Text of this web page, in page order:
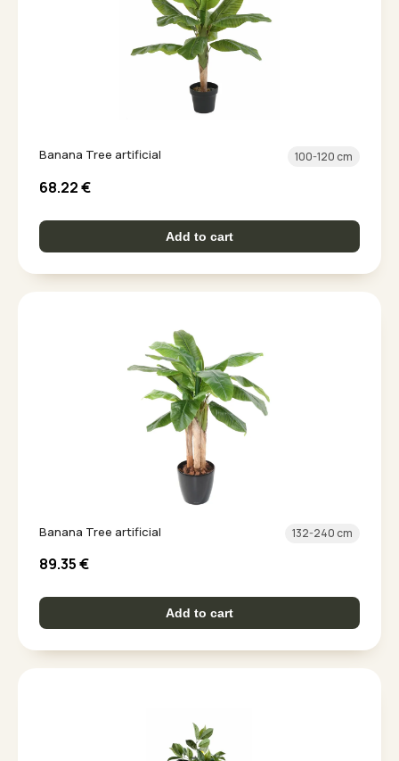
Banana Tree artificial 100-120 cm
68.22€
Add to cart
Banana Tree artificial 132-240 cm
89.35€
Add to cart